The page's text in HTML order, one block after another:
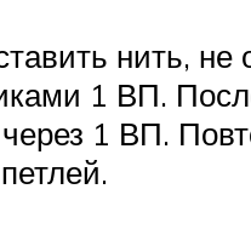
нить, не
1 ВП.
1 ВП.